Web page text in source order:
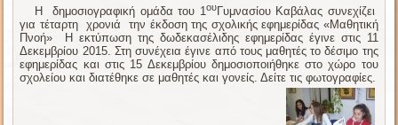
Η δημοσιογραφική ομάδα του 1 ουΓυμνασίου Καβάλας συνεχίζει
για τέταρτη χρονιά την έκδοση της σχολικής εφημερίδας «Μαθητική
Πνοή» Η εκτύπωση της δωδεκασέλιδης εφημερίδας έγινε στις 11
Δεκεμβρίου 2015. Στη συνέχεια έγινε από τους μαθητές το δέσιμο της
εφημερίδας και στις 15 Δεκεμβρίου δημοσιοποιήθηκε στο χώρο του
σχολείου και διατέθηκε σε μαθητές και γονείς. Δείτε τις φωτογραφίες.